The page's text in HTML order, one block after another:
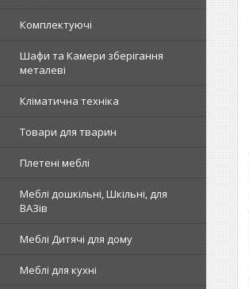
Комплектуючі
Шафи та Камери зберігання
металеві
Кліматична техніка
Товари для тварин
Плетені меблі
Меблі дошкільні, Шкільні, для
ВАЗів
Меблі Дитячі для дому
Меблі для кухні